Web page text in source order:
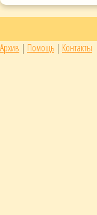
Архив | Помощь | Контакты